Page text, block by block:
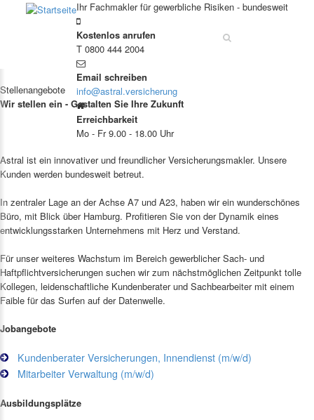
Direkt zum Inhalt Ihr Fachmakler für gewerbliche Risiken - bundesweit
Kostenlos anrufen
T 0800 444 2004
Email schreiben
info@astral.versicherung
Erreichbarkeit
Mo - Fr 9.00 - 18.00 Uhr
Stellenangebote
Wir stellen ein - Gestalten Sie Ihre Zukunft
Astral ist ein innovativer und freundlicher Versicherungsmakler. Unsere
Kunden werden bundesweit betreut.
In zentraler Lage an der Achse A7 und A23, haben wir ein wunderschönes
Büro, mit Blick über Hamburg. Profitieren Sie von der Dynamik eines
entwicklungsstarken Unternehmens mit Herz und Verstand.
Für unser weiteres Wachstum im Bereich gewerblicher Sach- und
Haftpflichtversicherungen suchen wir zum nächstmöglichen Zeitpunkt tolle
Kollegen, leidenschaftliche Kundenberater und Sachbearbeiter mit einem
Faible für das Surfen auf der Datenwelle.
Jobangebote
Kundenberater Versicherungen, Innendienst (m/w/d)
Mitarbeiter Verwaltung (m/w/d)
Ausbildungsplätze